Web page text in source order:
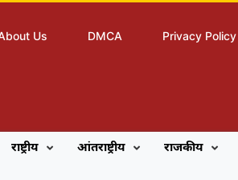
Us DMCA Privacy Policy
राष्ट्रीय आंतराष्ट्रीय राजकीय